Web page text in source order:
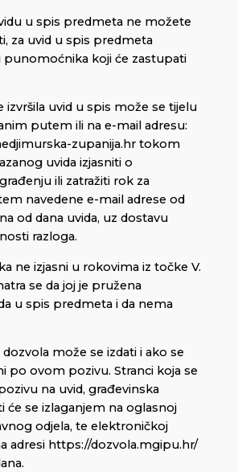
u spis predmeta ne možete
za uvid u spis predmeta
punomoćnika koji će zastupati
izvršila uvid u spis može se tijelu
putem ili na e-mail adresu:
zupanija.hr tokom
uvida izjasniti o
ili zatražiti rok za
navedene e-mail adrese od
od dana uvida, uz dostavu
razloga.
ne izjasni u rokovima iz točke V.
se da joj je pružena
u spis predmeta i da nema
dozvola može se izdati i ako se
po ovom pozivu. Stranci koja se
na uvid, građevinska
će se izlaganjem na oglasnoj
odjela, te elektroničkoj
adresi https://dozvola.mgipu.hr/